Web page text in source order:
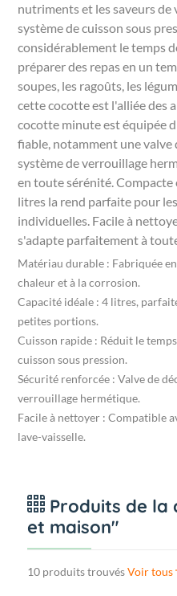
nutriments et les saveurs de
système de cuisson sous
considérablement le temps
préparer des repas en un
soupes, les ragoûts, les
cette cocotte est l'alliée des
cocotte minute est équipée
fiable, notamment une valve
système de verrouillage
en toute sérénité. Compacte
litres la rend parfaite pour
individuelles. Facile à
s'adapte parfaitement à
Matériau durable : Fabriquée
chaleur et à la corrosion.
Capacité idéale : 4 litres,
petites portions.
Cuisson rapide : Réduit le
cuisson sous pression.
Sécurité renforcée : Valve de
verrouillage hermétique.
Facile à nettoyer : Compatible
lave-vaisselle.
Produits de la
et maison"
10 produits trouvésVoir tous